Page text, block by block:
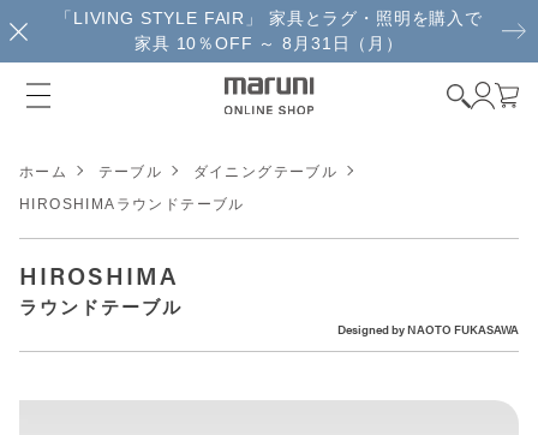
「LIVING STYLE FAIR」 家具とラグ・照明を購入で
家具 10％OFF ～ 8月31日（月）
ホーム テーブル
ダイニングテーブル
HIROSHIMAラウンドテーブル
HIROSHIMA
ラウンドテーブル
Designed byNAOTO FUKASAWA